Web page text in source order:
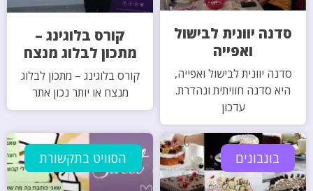
סדנה יוונית לבישול
ואפייה
סדנה יוונית לבישול ואפייה,
היא סדנה חוויתית ונהדרת.
עדכון
קורס בלוגינג –
מתכון לבלוג מנצח
קורס בלוגינג – מתכון לבלוג
מנצח או יותר נכון אתר
בונבונים הסוויט בתקשורת